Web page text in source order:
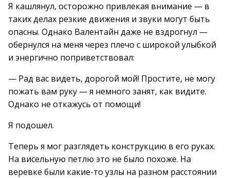
Я кашлянул, осторожно привлекая внимание — в
таких делах резкие движения и звуки могут быть
опасны. Однако Валентайн даже не вздрогнул —
обернулся на меня через плечо с широкой улыбкой
и энергично поприветствовал:
— Рад вас видеть, дорогой мой! Простите, не могу
пожать вам руку — я немного занят, как видите.
Однако не откажусь от помощи!
Я подошел.
Теперь я мог разглядеть конструкцию в его руках.
На висельную петлю это не было похоже. На
веревке были какие-то узлы на разном расстоянии